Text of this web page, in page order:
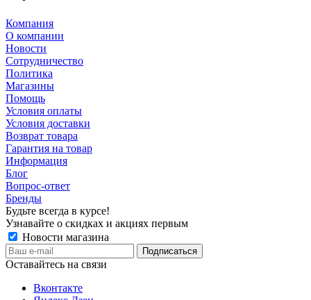
Компания
О компании
Новости
Сотрудничество
Политика
Магазины
Помощь
Условия оплаты
Условия доставки
Возврат товара
Гарантия на товар
Информация
Блог
Вопрос-ответ
Бренды
Будьте всегда в курсе!
Узнавайте о скидках и акциях первым
Новости магазина
Оставайтесь на связи
Вконтакте